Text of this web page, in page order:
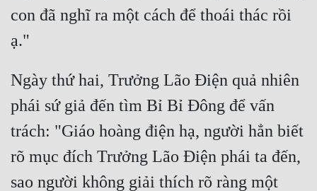
Huyền Nghi
Huyền Ảo
Hài Hước
Hệ Thống
Học Đường
Khoa Huyễn
Khoa Huyễn Không Gian
con đã nghĩ ra một cách để thoái thác rồi
Ngày thứ hai, Trưởng Lão Điện quả nhiên
phái sứ giả đến tìm Bỉ Bỉ Đông để vấn
trách: "Giáo hoàng điện hạ, người hẳn biết
rõ mục đích Trưởng Lão Điện phái ta đến,
sao người không giải thích rõ ràng một